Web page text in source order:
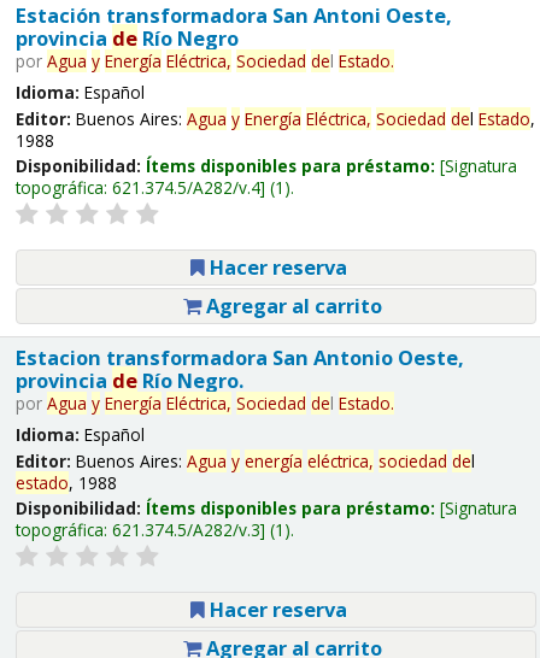
Estación transformadora San Antoni Oeste,
provincia deRío Negro
por Agua y Energía Eléctrica, Sociedad del Estado.
Idioma: Español
Editor: Buenos Aires: Agua y Energía Eléctrica, Sociedad del Estado,
1988
Disponibilidad: Ítems disponibles para préstamo: Signatura
topográfica: 621.374.5/A282/v.4 (1).
Hacer reserva
Agregar al carrito
Estacion transformadora San Antonio Oeste,
provincia deRío Negro.
por Agua y Energía Eléctrica, Sociedad del Estado.
Idioma: Español
Editor: Buenos Aires: Agua y energía eléctrica, sociedad del
estado, 1988
Disponibilidad: Ítems disponibles para préstamo: Signatura
topográfica: 621.374.5/A282/v.3 (1).
Hacer reserva
Agregar al carrito